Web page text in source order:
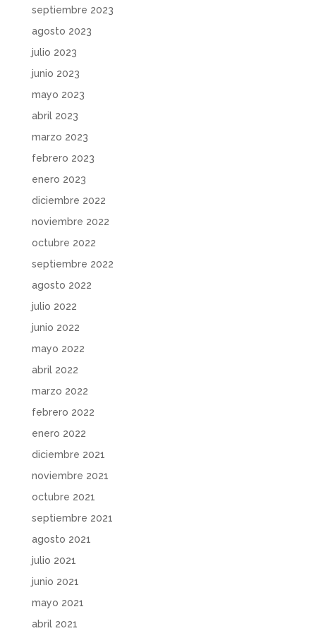
septiembre 2023
agosto 2023
julio 2023
junio 2023
mayo 2023
abril 2023
marzo 2023
febrero 2023
enero 2023
diciembre 2022
noviembre 2022
octubre 2022
septiembre 2022
agosto 2022
julio 2022
junio 2022
mayo 2022
abril 2022
marzo 2022
febrero 2022
enero 2022
diciembre 2021
noviembre 2021
octubre 2021
septiembre 2021
agosto 2021
julio 2021
junio 2021
mayo 2021
abril 2021